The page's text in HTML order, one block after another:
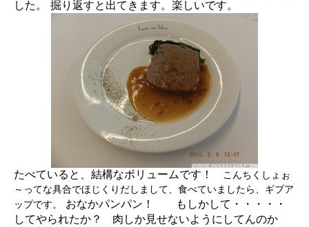
した。 掘り返すと出てきます。楽しいです。
たべていると、結構なボリュームです！ こんちくしょぉ
～ってな具合でほじくりだしまして、食べていましたら、ギブア
ップです。
おなかパンパン！ もしかして・・・・・
してやられたか？ 肉しか見せないようにしてんのか